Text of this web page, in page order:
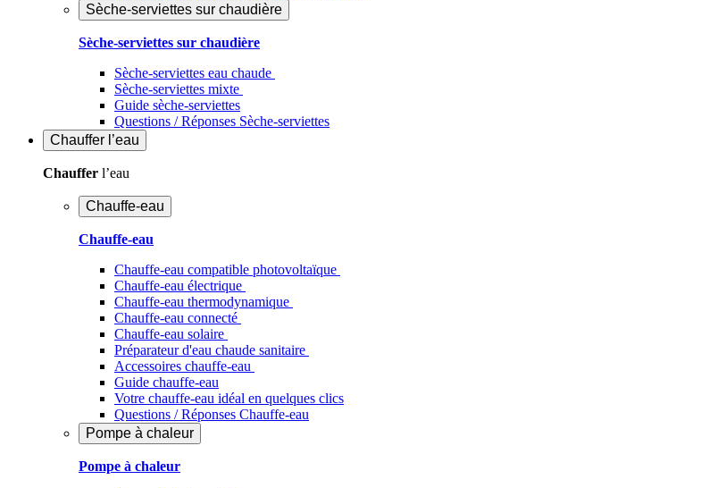
Sèche-serviettes sur chaudière
Sèche-serviettes sur chaudière
Sèche-serviettes eau chaude
Sèche-serviettes mixte
Guide sèche-serviettes
Questions / Réponses Sèche-serviettes
Chauffer l’eau
Chauffer l’eau
Chauffe-eau
Chauffe-eau
Chauffe-eau compatible photovoltaïque
Chauffe-eau électrique
Chauffe-eau thermodynamique
Chauffe-eau connecté
Chauffe-eau solaire
Préparateur d'eau chaude sanitaire
Accessoires chauffe-eau
Guide chauffe-eau
Votre chauffe-eau idéal en quelques clics
Questions / Réponses Chauffe-eau
Pompe à chaleur
Pompe à chaleur